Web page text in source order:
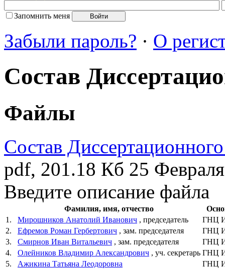
Запомнить меня
Забыли пароль? · О
Состав
Файлы
Состав Диссертационного
pdf, 201.18 Кб 25
Введите описание файла
Фамилия, имя, отчество
1.
Мирошников Анатолий Иванович , председатель
ГНЦ
2.
Ефремов Роман Гербертович , зам. председателя
ГНЦ
3.
Смирнов Иван Витальевич , зам. председателя
ГНЦ
4.
Олейников Владимир Александрович , уч. секретарь ГНЦ
5.
Ажикина Татьяна Леодоровна
ГНЦ